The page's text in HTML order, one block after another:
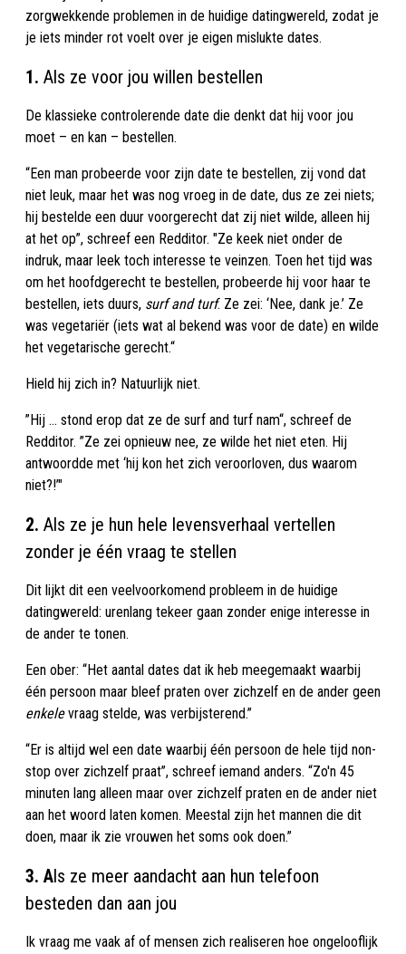
zorgwekkende problemen in de huidige datingwereld, zodat je
je iets minder rot voelt over je eigen mislukte dates.
1. Als ze voor jou willen bestellen
De klassieke controlerende date die denkt dat hij voor jou
moet – en kan – bestellen.
“Een man probeerde voor zijn date te bestellen, zij vond dat
niet leuk, maar het was nog vroeg in de date, dus ze zei niets;
hij bestelde een duur voorgerecht dat zij niet wilde, alleen hij
at het op”, schreef een Redditor. "Ze keek niet onder de
indruk, maar leek toch interesse te veinzen. Toen het tijd was
om het hoofdgerecht te bestellen, probeerde hij voor haar te
bestellen, iets duurs, surf and turf. Ze zei: ‘Nee, dank je.’ Ze
was vegetariër (iets wat al bekend was voor de date) en wilde
het vegetarische gerecht.“
Hield hij zich in? Natuurlijk niet.
”Hij ... stond erop dat ze de surf and turf nam“, schreef de
Redditor. ”Ze zei opnieuw nee, ze wilde het niet eten. Hij
antwoordde met ‘hij kon het zich veroorloven, dus waarom
niet?!’"
2. Als ze je hun hele levensverhaal vertellen
zonder je één vraag te stellen
Dit lijkt dit een veelvoorkomend probleem in de huidige
datingwereld: urenlang tekeer gaan zonder enige interesse in
de ander te tonen.
Een ober: “Het aantal dates dat ik heb meegemaakt waarbij
één persoon maar bleef praten over zichzelf en de ander geen
enkelevraag stelde, was verbijsterend.”
“Er is altijd wel een date waarbij één persoon de hele tijd non-
stop over zichzelf praat”, schreef iemand anders. “Zo'n 45
minuten lang alleen maar over zichzelf praten en de ander niet
aan het woord laten komen. Meestal zijn het mannen die dit
doen, maar ik zie vrouwen het soms ook doen.”
3. Als ze meer aandacht aan hun telefoon
besteden dan aan jou
Ik vraag me vaak af of mensen zich realiseren hoe ongelooflijk